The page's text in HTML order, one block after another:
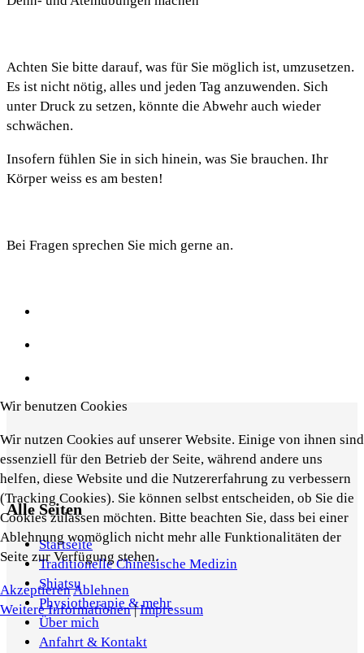
Achten Sie bitte darauf, was für Sie möglich ist, umzusetzen.
Es ist nicht nötig, alles und jeden Tag anzuwenden. Sich
unter Druck zu setzen, könnte die Abwehr auch wieder
schwächen.
Insofern fühlen Sie in sich hinein, was Sie brauchen. Ihr
Körper weiss es am besten!
Bei Fragen sprechen Sie mich gerne an.
Alle Seiten
Startseite
Traditionelle Chinesische Medizin
Shiatsu
Physiotherapie & mehr
Über mich
Anfahrt & Kontakt
Wir benutzen Cookies
Wir nutzen Cookies auf unserer Website. Einige von ihnen sind
essenziell für den Betrieb der Seite, während andere uns
helfen, diese Website und die Nutzererfahrung zu verbessern
(Tracking Cookies). Sie können selbst entscheiden, ob Sie die
Cookies zulassen möchten. Bitte beachten Sie, dass bei einer
Ablehnung womöglich nicht mehr alle Funktionalitäten der
Seite zur Verfügung stehen.
AkzeptierenAblehnen
Weitere Informationen|Impressum